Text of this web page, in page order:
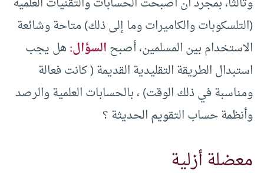
(التلسكوبات والكاميرات وما إلى ذلك) متاحة وشائعة
الاستخدام بين المسلمين، أصبحالسؤال:هل يجب
استبدال الطريقة التقليدية القديمة ( كانت فعالة
ومناسبة في ذلك الوقت) ، بالحسابات العلمية والرصد
وأنظمة حساب التقويم الحديثة ؟
معضلة أزلية